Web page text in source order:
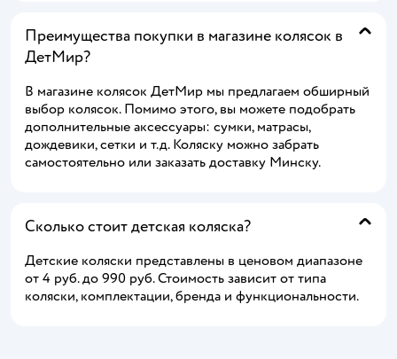
Преимущества покупки в магазине колясок в
ДетМир?
В магазине колясок ДетМир мы предлагаем обширный
выбор колясок. Помимо этого, вы можете подобрать
дополнительные аксессуары: сумки, матрасы,
дождевики, сетки и т.д. Коляску можно забрать
самостоятельно или заказать доставку Минску.
Сколько стоит детская коляска?
Детские коляски представлены в ценовом диапазоне
от 4 руб. до 990 руб. Стоимость зависит от типа
коляски, комплектации, бренда и функциональности.